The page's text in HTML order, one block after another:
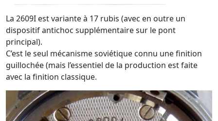
La 2609I est variante à 17 rubis (avec en outre un
dispositif antichoc supplémentaire sur le pont
principal).
C’est le seul mécanisme soviétique connu une finition
guillochée (mais l’essentiel de la production est faite
avec la finition classique.